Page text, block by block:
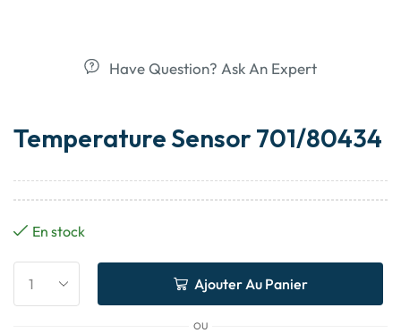
Have Question? Ask An Expert
Temperature Sensor 701/80434
En stock
Ajouter Au Panier
OU